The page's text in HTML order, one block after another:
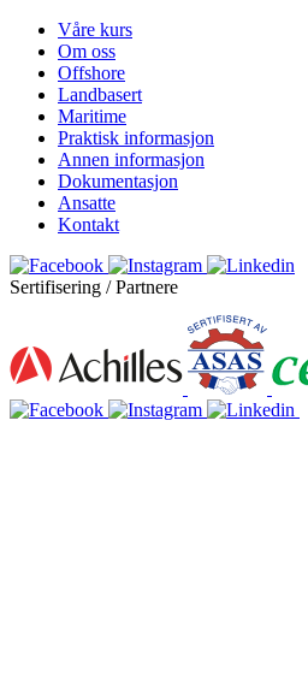
Våre kurs
Om oss
Offshore
Landbasert
Maritime
Praktisk informasjon
Annen informasjon
Dokumentasjon
Ansatte
Kontakt
Sertifisering / Partnere